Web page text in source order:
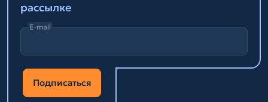
рассылке
E-mail
Подписаться